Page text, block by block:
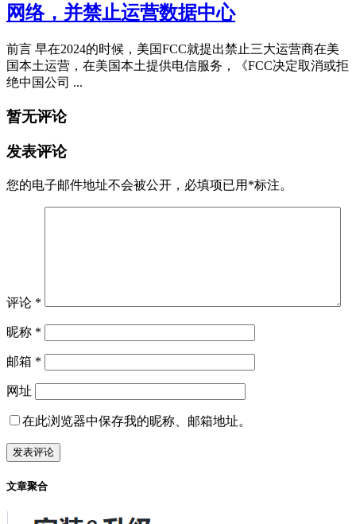
网络，并禁止运营数据中心
前言 早在2024的时候，美国FCC就提出禁止三大运营商在美
国本土运营，在美国本土提供电信服务，《FCC决定取消或拒
绝中国公司 ...
暂无评论
发表评论
您的电子邮件地址不会被公开， 必填项已用 *标注。
评论 *
昵称 *
邮箱 *
网址
在此浏览器中保存我的昵称、邮箱地址。
文章聚合